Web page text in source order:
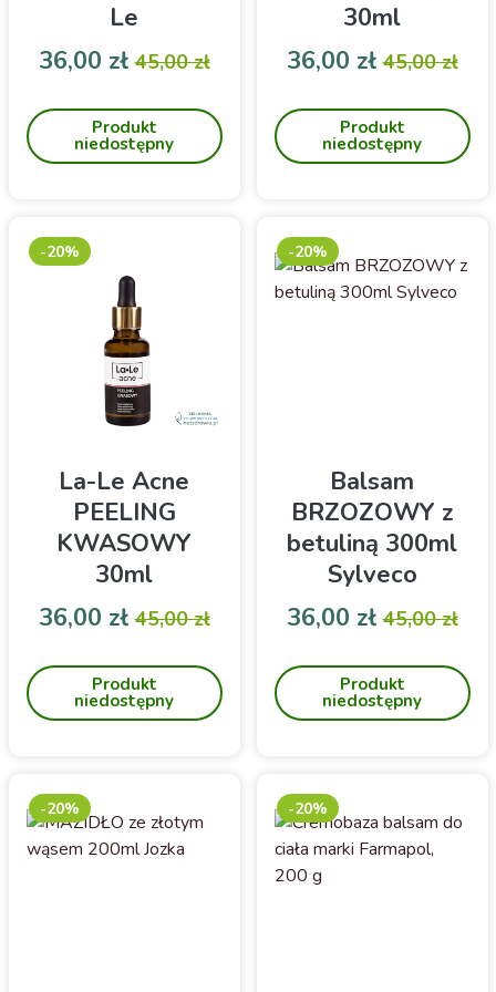
Le
codziennego stosowania,
szczególnie w okresie
letnim 50ml
Cena
36,00 złCena podstawowa
45,00 zł
Produkt
niedostępny
30ml
na pojedyncze
przebarwienia
Cena
36,00 złCena
45,00 zł
Produkt
niedostępny
La-Le Acne
PEELING
KWASOWY
30ml
kwas migdałowy,
azelainowy i hialuronowy
Cena
36,00 złCena podstawowa
45,00 zł
Produkt
niedostępny
-20%
Balsam
BRZOZOWY z
betuliną 300ml
Sylveco
skóry suchej, odwodnionej,
wrażliwej i nadreaktywnej.
Cena
36,00 złCena
45,00 zł
Produkt
niedostępny
-20%
-20% -20%